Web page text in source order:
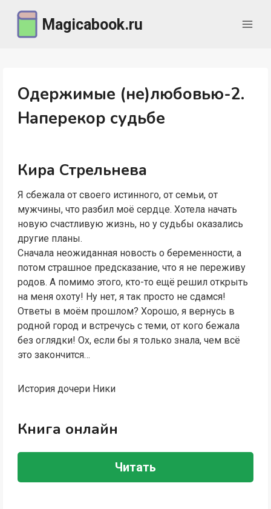
содержимому
Magicabook.ru
Одержимые (не)любовью-2.
Наперекор судьбе
Кира Стрельнева
Я сбежала от своего истинного, от семьи, от
мужчины, что разбил моё сердце. Хотела начать
новую счастливую жизнь, но у судьбы оказались
другие планы.
Сначала неожиданная новость о беременности, а
потом страшное предсказание, что я не переживу
родов. А помимо этого, кто-то ещё решил открыть
на меня охоту! Ну нет, я так просто не сдамся!
Ответы в моём прошлом? Хорошо, я вернусь в
родной город и встречусь с теми, от кого бежала
без оглядки! Ох, если бы я только знала, чем всё
это закончится…
История дочери Ники
Книга онлайн
Читать